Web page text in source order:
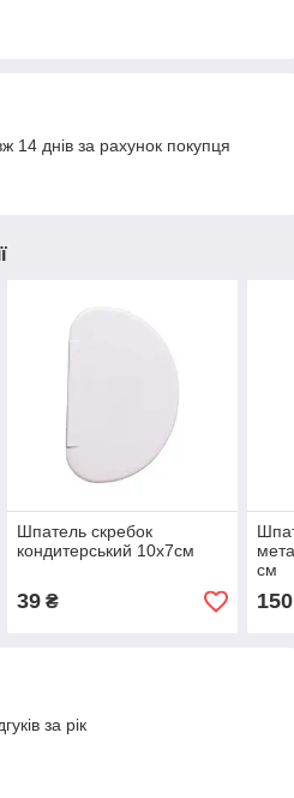
14 днів за рахунок покупця
Шпатель скребок
кондитерський 10х7см
39₴
см
150
за рік